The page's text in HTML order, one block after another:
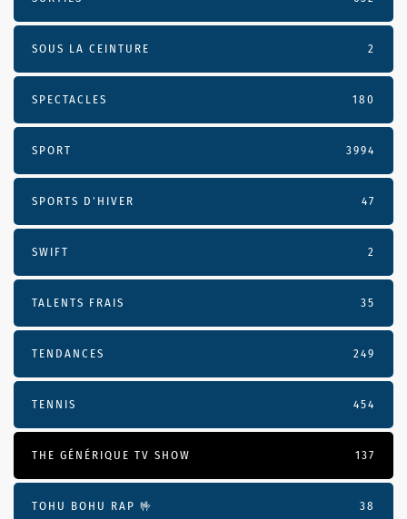
SOUS LA CEINTURE 2
SPECTACLES 180
SPORT 3994
SPORTS D'HIVER 47
SWIFT 2
TALENTS FRAIS 35
TENDANCES 249
TENNIS 454
THE GÉNÉRIQUE TV SHOW 137
TOHU BOHU RAP 🤟 38